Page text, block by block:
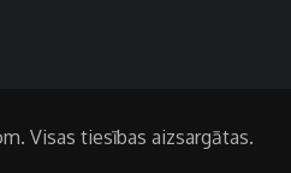
Visas tiesības aizsargātas.